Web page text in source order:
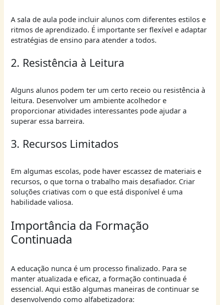
A sala de aula pode incluir alunos com diferentes estilos e
ritmos de aprendizado. É importante ser flexível e adaptar
estratégias de ensino para atender a todos.
2. Resistência à Leitura
Alguns alunos podem ter um certo receio ou resistência à
leitura. Desenvolver um ambiente acolhedor e
proporcionar atividades interessantes pode ajudar a
superar essa barreira.
3. Recursos Limitados
Em algumas escolas, pode haver escassez de materiais e
recursos, o que torna o trabalho mais desafiador. Criar
soluções criativas com o que está disponível é uma
habilidade valiosa.
Importância da Formação
Continuada
A educação nunca é um processo finalizado. Para se
manter atualizada e eficaz, a formação continuada é
essencial. Aqui estão algumas maneiras de continuar se
desenvolvendo como alfabetizadora: